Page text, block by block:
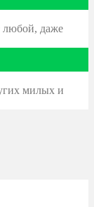
любой, даже
милых и